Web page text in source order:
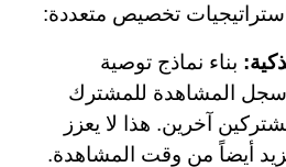
استراتيجيات تخصيص متعددة:
بناء نماذج توصية
سجل المشاهدة للمشترك
آخرين. هذا لا يعزز
أيضاً من وقت المشاهدة.